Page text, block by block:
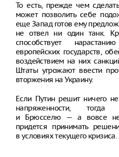
То есть, прежде чем
может позволить себе
еще Запад готов ему
не отвел ни один танк.
способствует
европейских государств,
воздействием на них
Штаты угрожают ввести
вторжения на Украину.
Если Путин решит ничего
напряженности, тогда
и Брюсселю — а вовсе
придется принимать
в условиях текущего кризиса.